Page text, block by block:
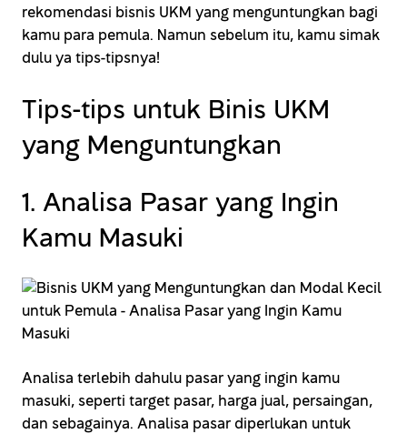
rekomendasi bisnis UKM yang menguntungkan bagi
kamu para pemula. Namun sebelum itu, kamu simak
dulu ya tips-tipsnya!
Tips-tips untuk Binis UKM
yang Menguntungkan
1. Analisa Pasar yang Ingin
Kamu Masuki
Analisa terlebih dahulu pasar yang ingin kamu
masuki, seperti target pasar, harga jual, persaingan,
dan sebagainya. Analisa pasar diperlukan untuk